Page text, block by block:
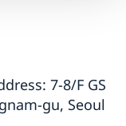
7-8/F GS
gu, Seoul